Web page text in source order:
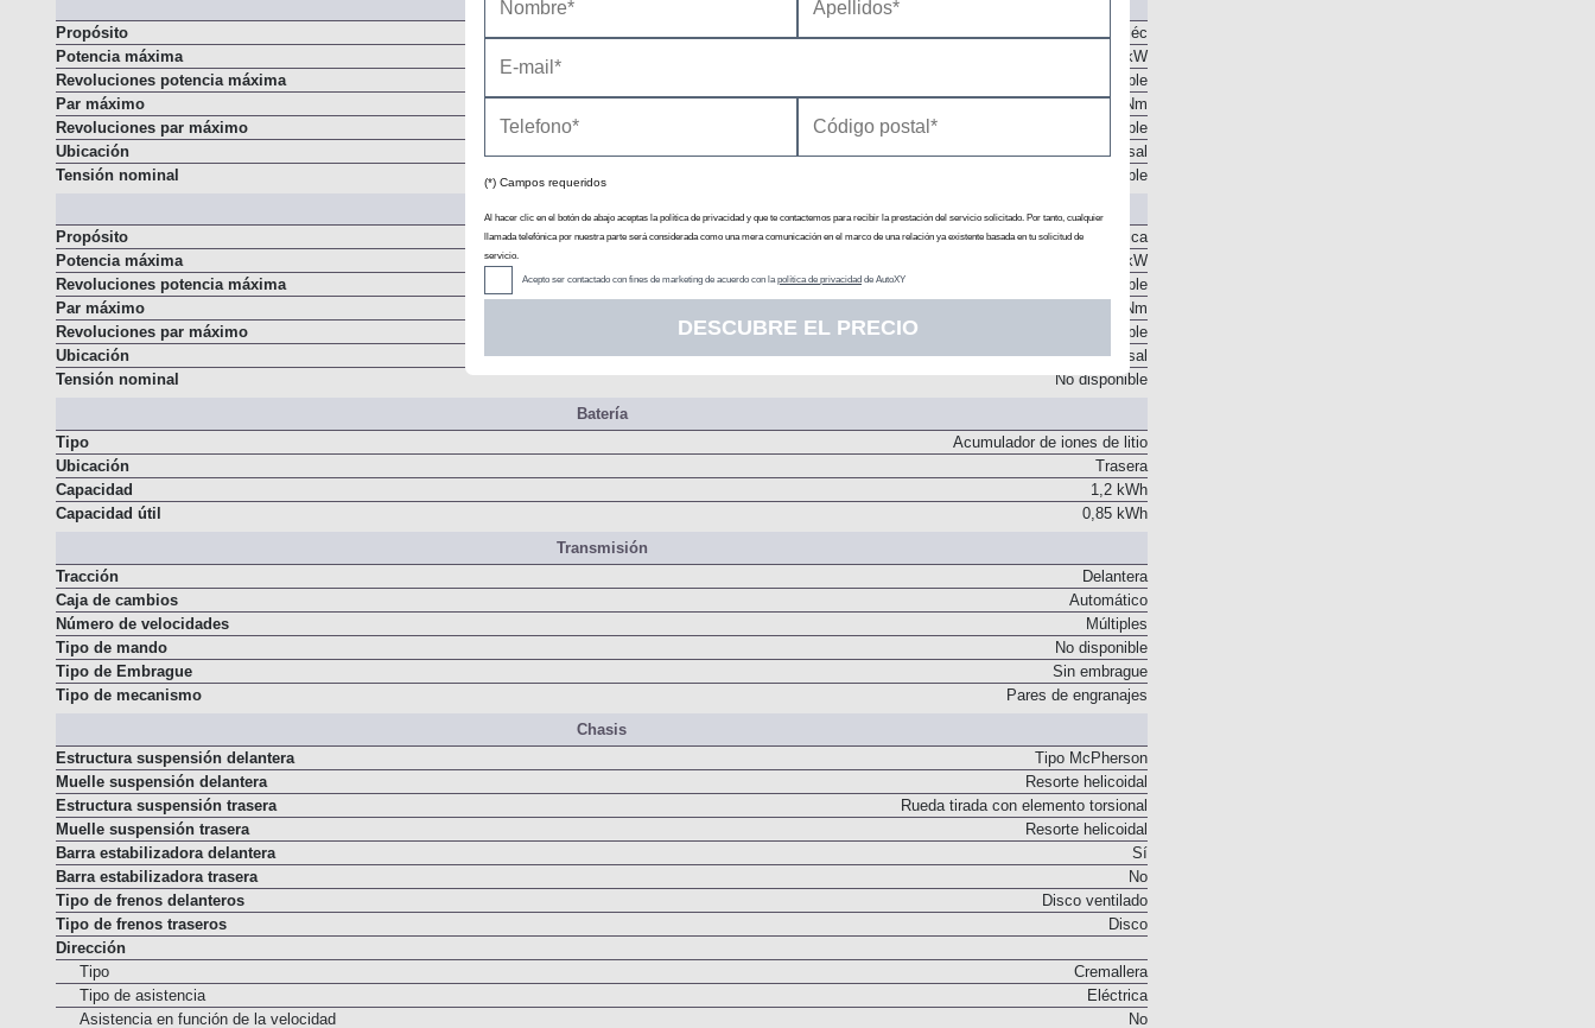
(*) Campos requeridos
Al hacer clic en el botón de abajo aceptas la política de privacidad y que te contactemos para recibir la prestación del servicio solicitado. Por tanto, cualquier
llamada telefónica por nuestra parte será considerada como una mera comunicación en el marco de una relación ya existente basada en tu solicitud de
servicio.
Acepto ser contactado con fines de marketing de acuerdo con la política de privacidad de AutoXY
DESCUBRE EL PRECIO
Propósito
Impulsar al vehículo / generar corriente eléc
Potencia máxima
49 CV / 36 kW
Revoluciones potencia máxima
No disponible
Par máximo
205 Nm
Revoluciones par máximo
No disponible
Ubicación
Delantero transversal
Motor Eléctrico 2
Propósito
Generar corriente eléctrica
Potencia máxima
20 CV / 15 kW
Revoluciones potencia máxima
No disponible
Par máximo
50 Nm
Revoluciones par máximo
No disponible
Ubicación
Delantero transversal
Batería
Tipo
Acumulador de iones de litio
Ubicación
Trasera
Capacidad
1,2 kWh
Transmisión
Tracción
Delantera
Caja de cambios
Automático
Número de velocidades
Múltiples
Tipo de mando
No disponible
Tipo de Embrague
Sin embrague
Chasis
Estructura suspensión delantera
Tipo McPherson
Muelle suspensión delantera
Resorte helicoidal
Estructura suspensión trasera
Rueda tirada con elemento torsional
Muelle suspensión trasera
Resorte helicoidal
Barra estabilizadora delantera
Sí
Barra estabilizadora trasera
No
Tipo de frenos delanteros
Disco ventilado
Tipo de frenos traseros
Dirección
Tipo
Cremallera
Tipo de asistencia
Eléctrica